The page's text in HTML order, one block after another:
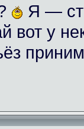
Я —
вот у